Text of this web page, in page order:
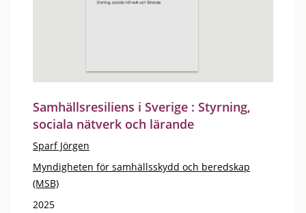
Samhällsresiliens i Sverige : Styrning,
sociala nätverk och lärande
Sparf Jörgen
Myndigheten för samhällsskydd och beredskap
(MSB)
2025